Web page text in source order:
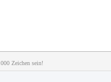
Zeichen sein!